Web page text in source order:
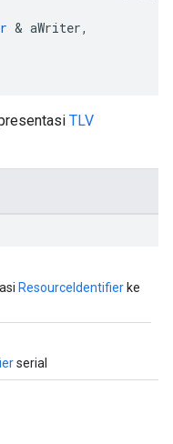
& aWriter,
TLV
ResourceIdentifier ke
serial